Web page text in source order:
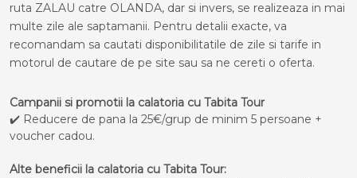
ruta ZALAU catre OLANDA, dar si invers, se realizeaza in mai
multe zile ale saptamanii. Pentru detalii exacte, va
recomandam sa cautati disponibilitatile de zile si tarife in
motorul de cautare de pe site sau sa ne cereti o oferta.
Campanii si promotii la calatoria cu Tabita Tour
✔️ Reducere de pana la 25€/grup de minim 5 persoane +
voucher cadou.
Alte beneficii la calatoria cu Tabita Tour: